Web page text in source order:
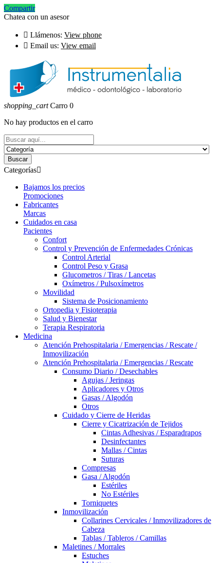
Compartir
Chatea con un asesor
 Llámenos: View phone
 Email us: View email
shopping_cart Carro 0
No hay productos en el carro
Buscar
Categorías
Bajamos los precios
Promociones
Fabricantes
Marcas
Cuidados en casa
Pacientes
Confort
Control y Prevención de Enfermedades Crónicas
Control Arterial
Control Peso y Grasa
Glucometros / Tiras / Lancetas
Oxímetros / Pulsoxímetros
Movilidad
Sistema de Posicionamiento
Ortopedia y Fisioterapia
Salud y Bienestar
Terapia Respiratoria
Medicina
Atención Prehospitalaria / Emergencias / Rescate /
Inmovilización
Atención Prehospitalaria / Emergencias / Rescate
Consumo Diario / Desechables
Agujas / Jeringas
Aplicadores y Otros
Gasas / Algodón
Otros
Cuidado y Cierre de Heridas
Cierre y Cicatrización de Tejidos
Cintas Adhesivas / Esparadrapos
Desinfectantes
Mallas / Cintas
Suturas
Compresas
Gasa / Algodón
Estériles
No Estériles
Torniquetes
Inmovilización
Collarines Cervicales / Inmovilizadores de
Cabeza
Tablas / Tableros / Camillas
Maletines / Morrales
Estuches